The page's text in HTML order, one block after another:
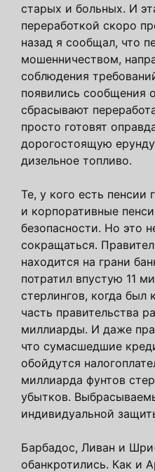
старых и больных. И
переработкой скоро
назад я сообщал, что
мошенничеством,
соблюдения
появились сообщения
сбрасывают
просто готовят
дорогостоящую
дизельное топливо.
Те, у кого есть пенсии
и корпоративные
безопасности. Но это
сокращаться.
находится на грани
потратил впустую 11
стерлингов, когда был
часть правительства
миллиарды. И даже
что сумасшедшие
обойдутся
миллиарда фунтов
убытков.
индивидуальной
Барбадос, Ливан и
обанкротились. Как и